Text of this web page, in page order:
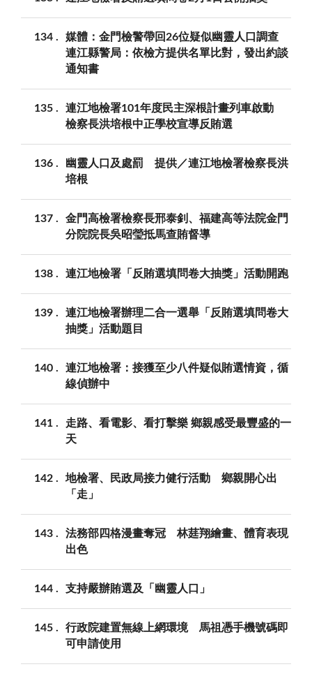
134
媒體：金門檢警帶回26位疑似幽靈人口調查
連江縣警局：依檢方提供名單比對，發出約談
通知書
135
連江地檢署101年度民主深根計畫列車啟動
檢察長洪培根中正學校宣導反賄選
136
幽靈人口及處罰 提供／連江地檢署檢察長洪
培根
137
金門高檢署檢察長邢泰釗、福建高等法院金門
分院院長吳昭瑩抵馬查賄督導
138 連江地檢署「反賄選填問卷大抽獎」活動開跑
139
連江地檢署辦理二合一選舉「反賄選填問卷大
抽獎」活動題目
140
連江地檢署：接獲至少八件疑似賄選情資，循
線偵辦中
141
走路、看電影、看打擊樂 鄉親感受最豐盛的一
天
142
地檢署、民政局接力健行活動 鄉親開心出
「走」
143
法務部四格漫畫奪冠 林莛翔繪畫、體育表現
出色
144 支持嚴辦賄選及「幽靈人口」
145
行政院建置無線上網環境 馬祖憑手機號碼即
可申請使用